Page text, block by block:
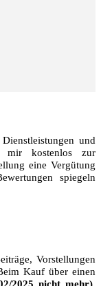
und
mir kostenlos zur
eine Vergütung
spiegeln
Vorstellungen
Kauf über einen